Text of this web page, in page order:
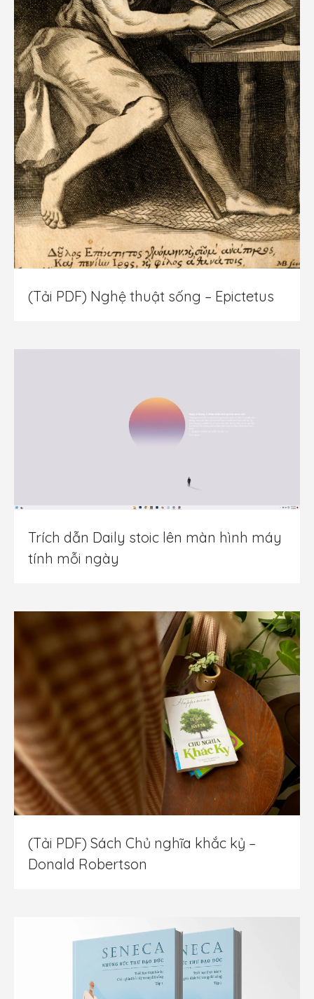
(Tải PDF) Nghệ thuật sống – Epictetus
Trích dẫn Daily stoic lên màn hình máy
tính mỗi ngày
(Tải PDF) Sách Chủ nghĩa khắc kỷ –
Donald Robertson